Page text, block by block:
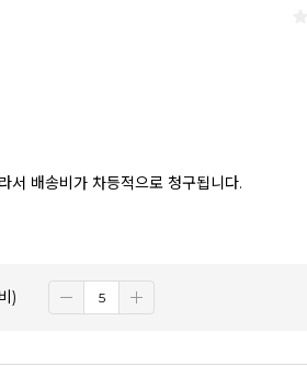
서 배송비가 차등적으로 청구됩니다.
)